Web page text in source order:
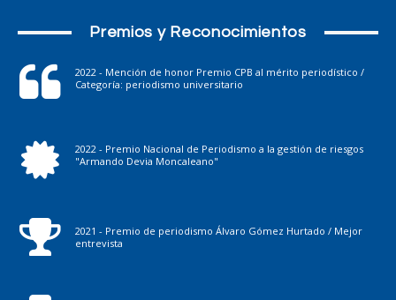
Premios y Reconocimientos
2022 - Mención de honor Premio CPB al mérito periodístico /
Categoría: periodismo universitario
2022 - Premio Nacional de Periodismo a la gestión de riesgos
"Armando Devia Moncaleano"
2021 - Premio de periodismo Álvaro Gómez Hurtado / Mejor
entrevista